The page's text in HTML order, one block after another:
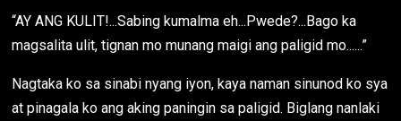
“AY ANG KULIT!...Sabing kumalma eh...Pwede?...Bago ka
magsalita ulit, tignan mo munang maigi ang paligid mo......”
Nagtaka ko sa sinabi nyang iyon, kaya naman sinunod ko sya
at pinagala ko ang aking paningin sa paligid. Biglang nanlaki